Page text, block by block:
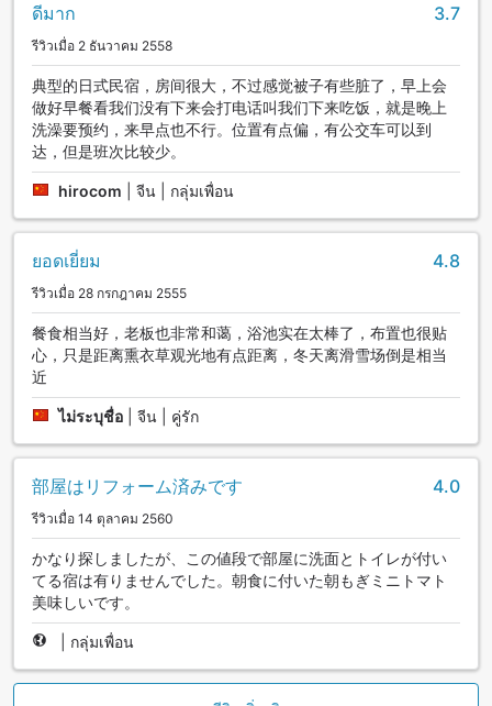
ดีมาก 3.7
รีวิวเมื่อ 2 ธันวาคม 2558
典型的日式民宿，房间很大，不过感觉被子有些脏了，早上会
做好早餐看我们没有下来会打电话叫我们下来吃饭，就是晚上
洗澡要预约，来早点也不行。位置有点偏，有公交车可以到
达，但是班次比较少。
hirocom จีน | กลุ่มเพื่อน
ยอดเยี่ยม 4.8
รีวิวเมื่อ 28 กรกฎาคม 2555
餐食相当好，老板也非常和蔼，浴池实在太棒了，布置也很贴
心，只是距离熏衣草观光地有点距离，冬天离滑雪场倒是相当
近
ไม่ระบุชื่อ จีน | คู่รัก
部屋はリフォーム済みです 4.0
รีวิวเมื่อ 14 ตุลาคม 2560
かなり探しましたが、この値段で部屋に洗面とトイレが付い
てる宿は有りませんでした。朝食に付いた朝もぎミニトマト
美味しいです。
กลุ่มเพื่อน